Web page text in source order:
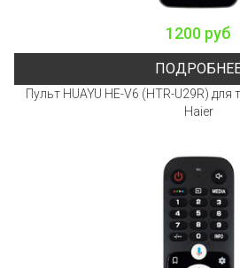
1200 руб
Пульт HUAYU HE-V6 (HTR-U29R) для
Haier